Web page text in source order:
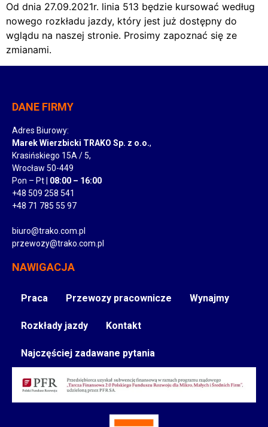
Od dnia 27.09.2021r. linia 513 będzie kursować według
nowego rozkładu jazdy, który jest już dostępny do
wglądu na naszej stronie. Prosimy zapoznać się ze
zmianami.
DANE FIRMY
Adres Biurowy:
Marek Wierzbicki TRAKO Sp. z o.o.,
Krasińskiego 15A / 5,
Wrocław 50-449
Pon – Pt | 08:00 – 16:00
+48 509 258 541
+48 71 785 55 97
biuro@trako.com.pl
przewozy@trako.com.pl
NAWIGACJA
Praca Przewozy pracownicze Wynajmy
Rozkłady jazdy Kontakt
Najczęściej zadawane pytania